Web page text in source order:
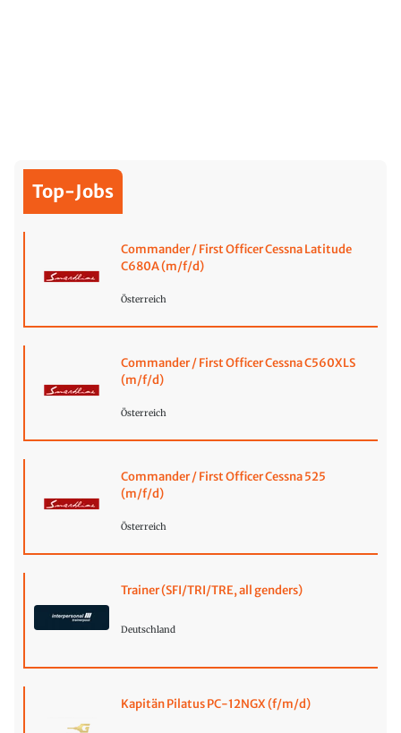
Top-Jobs
Commander / First Officer Cessna Latitude
C680A (m/f/d)
Österreich
Commander / First Officer Cessna C560XLS
(m/f/d)
Österreich
Commander / First Officer Cessna 525
(m/f/d)
Österreich
Trainer (SFI/TRI/TRE, all genders)
Deutschland
Kapitän Pilatus PC-12NGX (f/m/d)